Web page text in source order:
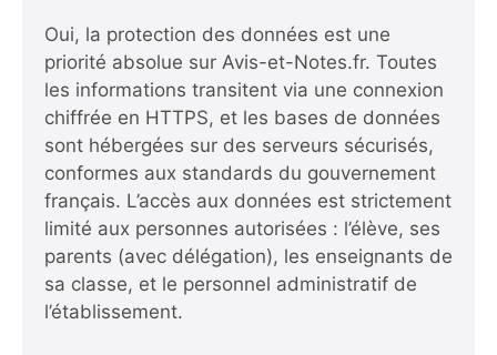
Oui, la protection des données est une
priorité absolue sur Avis-et-Notes.fr. Toutes
les informations transitent via une connexion
chiffrée en HTTPS, et les bases de données
sont hébergées sur des serveurs sécurisés,
conformes aux standards du gouvernement
français. L’accès aux données est strictement
limité aux personnes autorisées : l’élève, ses
parents (avec délégation), les enseignants de
sa classe, et le personnel administratif de
l’établissement.